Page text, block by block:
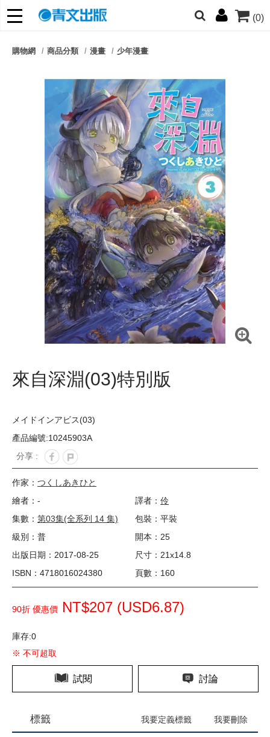
(0)
朋友們，提高警覺！
購物網 商品分類 漫畫 少年漫畫
來自深淵(03)特別版
メイドインアビス(03)
產品編號:10245903A
分享 :
作家： つくしあきひと
繪者：-
譯者： 伶
集數： 第03集(全系列 14 集)
包裝：平裝
級別：普
開本：25
出版日期：2017-08-25
尺寸：21x14.8
ISBN：4718016024380
頁數：160
90折 優惠價 NT$207 (USD6.87)
庫存:0
※ 不可超取
試閱 討論
標籤 我要定義標籤 我要刪除